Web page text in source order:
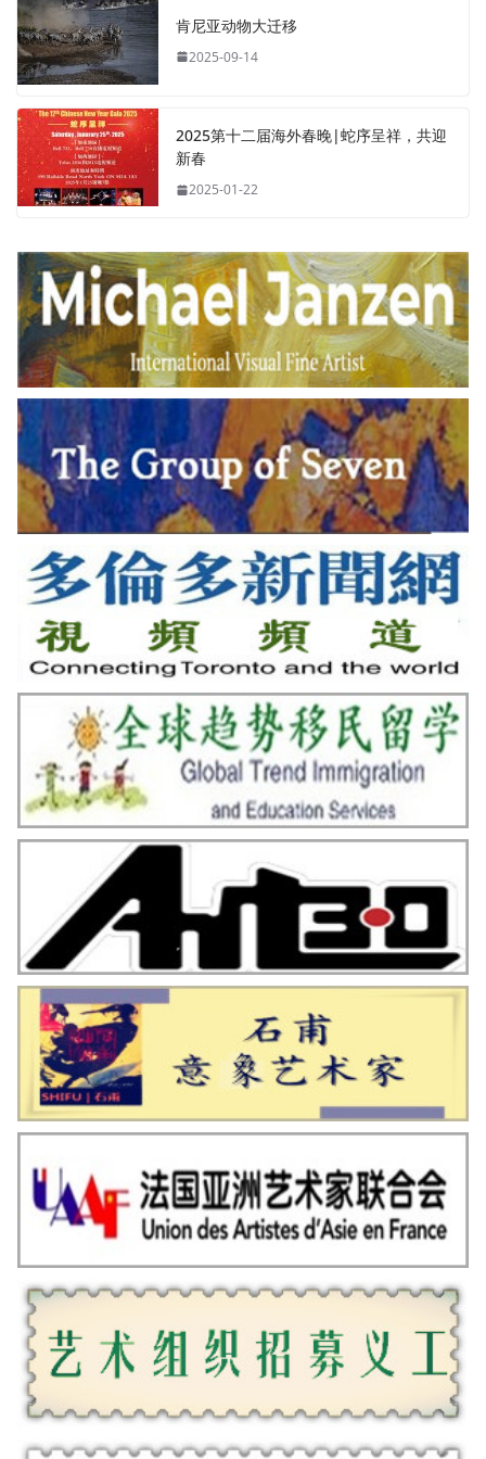
肯尼亚动物大迁移
2025-09-14
2025第十二届海外春晚|蛇序呈祥，共迎
新春
2025-01-22